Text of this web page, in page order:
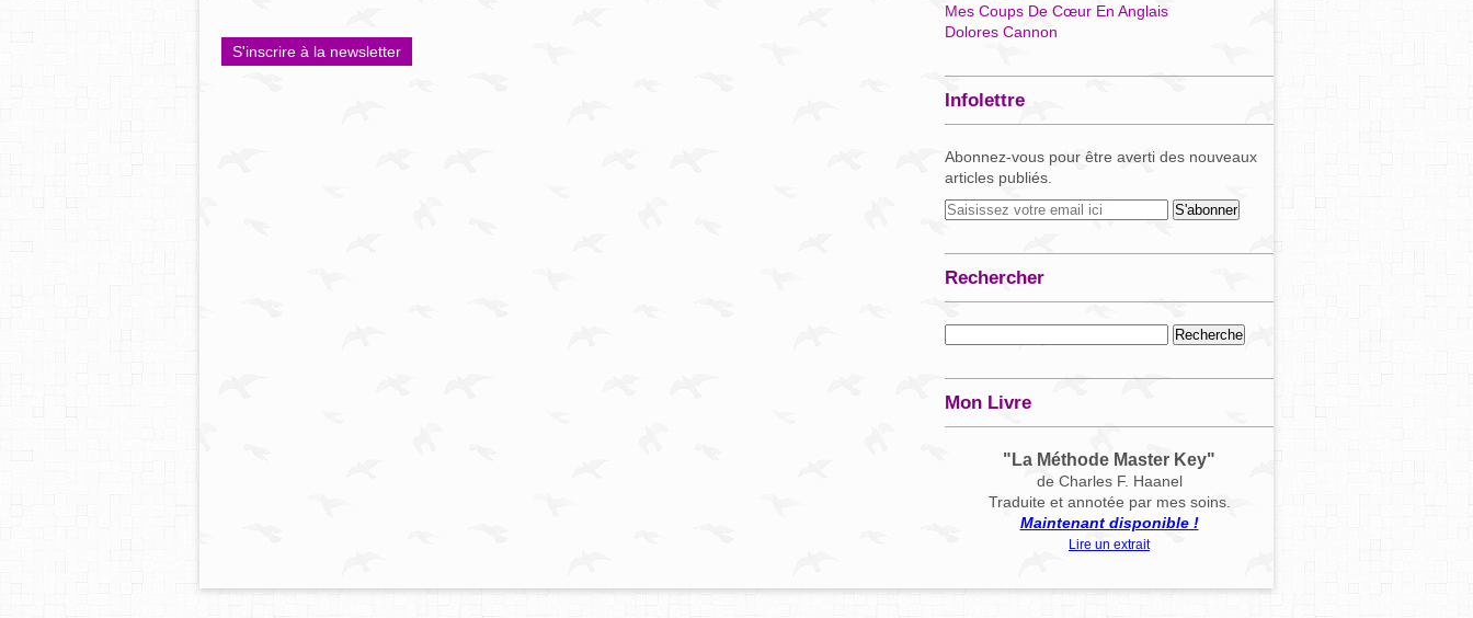
S'inscrire à la newsletter
Mes Coups De Cœur En Anglais
Dolores Cannon
Infolettre
Abonnez-vous pour être averti des nouveaux
articles publiés.
Rechercher
Mon Livre
"La Méthode Master Key"
de Charles F. Haanel
Traduite et annotée par mes soins.
Maintenant disponible !
Lire un extrait